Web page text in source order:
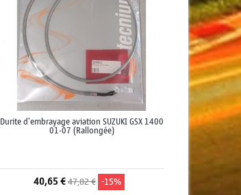
Durite d'embrayage aviation SUZUKI GSX 1400
01-07 (Rallongée)
40,65 €47,82 € -15%